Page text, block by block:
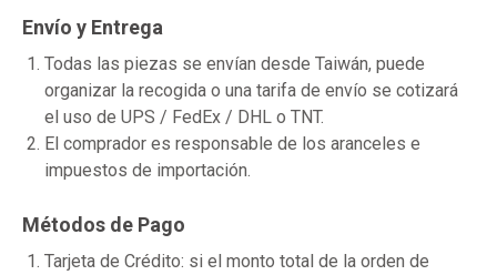
Envío y Entrega
Todas las piezas se envían desde Taiwán, puede
organizar la recogida o una tarifa de envío se cotizará
el uso de UPS / FedEx / DHL o TNT.
El comprador es responsable de los aranceles e
impuestos de importación.
Métodos de Pago
Tarjeta de Crédito: si el monto total de la orden de